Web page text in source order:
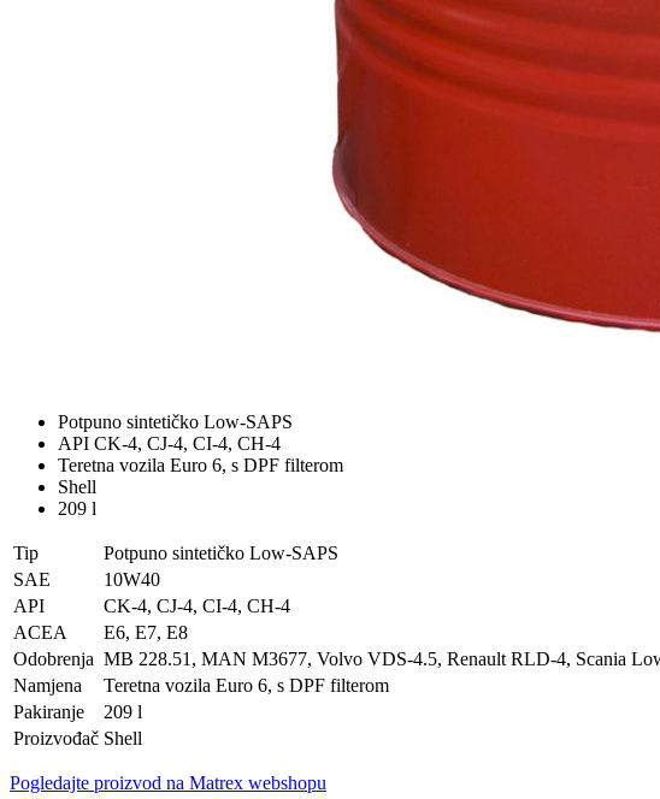
Potpuno sintetičko Low-SAPS
API CK-4, CJ-4, CI-4, CH-4
Teretna vozila Euro 6, s DPF filterom
Shell
209 l
Tip
Potpuno sintetičko Low-SAPS
SAE
10W40
API
CK-4, CJ-4, CI-4, CH-4
ACEA
E6, E7, E8
Odobrenja MB 228.51, MAN M3677, Volvo VDS-4.5, Renault RLD-4, Scania
Namjena
Teretna vozila Euro 6, s DPF filterom
Pakiranje
209 l
Proizvođač Shell
Pogledajte proizvod na Matrex webshopu